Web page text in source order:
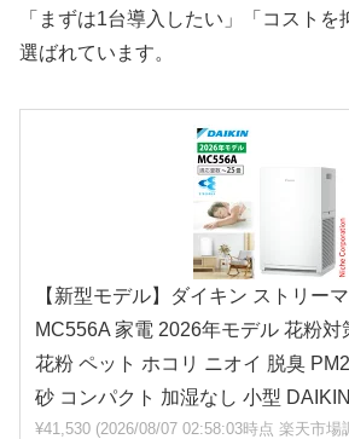
「まずは1台導入したい」「コストを
選ばれています。
【新型モデル】ダイキン ストリー
MC556A 家電 2026年モデル 花粉対
花粉 ペット ホコリ ニオイ 脱臭
砂 コンパクト 加湿なし 小型
¥41,530 (2026/08/07 02:58:03時点 楽天市場